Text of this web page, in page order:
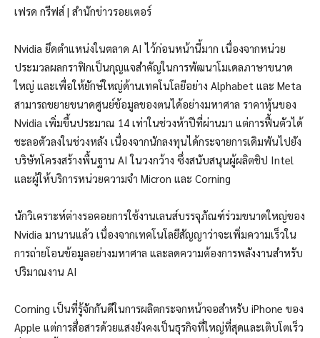
เฟรด กรีฟส์ | สำนักข่าวรอยเตอร์
Nvidia ยึดตำแหน่งในตลาด AI ไว้ก่อนหน้านี้มาก เนื่องจากหน่วย
ประมวลผลกราฟิกเป็นกุญแจสำคัญในการพัฒนาโมเดลภาษาขนาด
ใหญ่ และเพื่อให้ยักษ์ใหญ่ด้านเทคโนโลยีอย่าง Alphabet และ Meta
สามารถขยายขนาดศูนย์ข้อมูลของตนได้อย่างมหาศาล ราคาหุ้นของ
Nvidia เพิ่มขึ้นประมาณ 14 เท่าในช่วงห้าปีที่ผ่านมา แต่การฟื้นตัวได้
ชะลอตัวลงในช่วงหลัง เนื่องจากนักลงทุนได้กระจายการเดิมพันไปยัง
บริษัทโครงสร้างพื้นฐาน AI ในวงกว้าง ซึ่งสนับสนุนผู้ผลิตชิป Intel
และผู้ให้บริการหน่วยความจำ Micron และ Corning
นักวิเคราะห์ต่างรอคอยการใช้งานเลนส์บรรจุภัณฑ์ร่วมขนาดใหญ่ของ
Nvidia มานานแล้ว เนื่องจากเทคโนโลยีสัญญาว่าจะเพิ่มความเร็วใน
การถ่ายโอนข้อมูลอย่างมหาศาล และลดความต้องการพลังงานสำหรับ
ปริมาณงาน AI
Corning เป็นที่รู้จักกันดีในการผลิตกระจกหน้าจอสำหรับ iPhone ของ
Apple แต่การสื่อสารด้วยแสงยังคงเป็นธุรกิจที่ใหญ่ที่สุดและเติบโตเร็ว